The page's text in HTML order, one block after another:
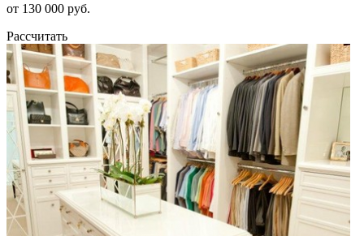
от 130 000 руб.
Рассчитать